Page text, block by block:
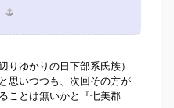
りゆかりの日下部系氏族）
思いつつも、次回その方が
ことは無いかと『七美郡